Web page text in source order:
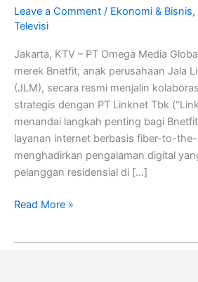
Leave a Comment / Ekonomi & Bisnis,
Televisi
Jakarta, KTV – PT Omega Media
merek Bnetfit, anak perusahaan Jala
(JLM), secara resmi menjalin
strategis dengan PT Linknet Tbk
menandai langkah penting bagi
layanan internet berbasis fiber-to-
menghadirkan pengalaman digital
pelanggan residensial di […]
Read More »